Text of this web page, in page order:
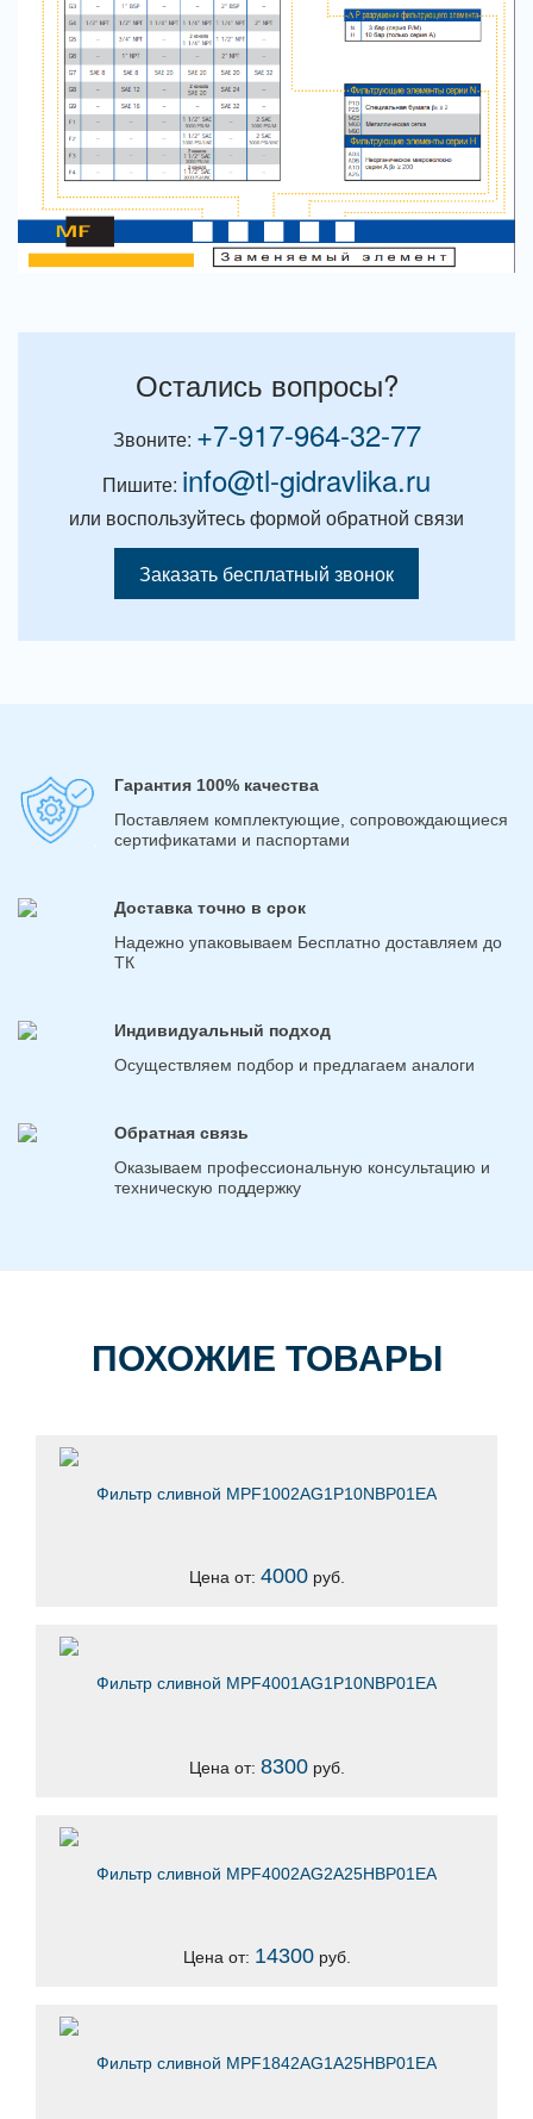
Остались вопросы?
Звоните: +7-917-964-32-77
Пишите: info@tl-gidravlika.ru
или воспользуйтесь формой обратной связи
Заказать бесплатный звонок
Гарантия 100% качества
Поставляем комплектующие, сопровождающиеся
сертификатами и паспортами
Доставка точно в срок
Надежно упаковываем Бесплатно доставляем до
ТК
Индивидуальный подход
Осуществляем подбор и предлагаем аналоги
Обратная связь
Оказываем профессиональную консультацию и
техническую поддержку
ПОХОЖИЕ ТОВАРЫ
Фильтр сливной MPF1002AG1P10NBP01EA
Цена от: 4000руб.
Фильтр сливной MPF4001AG1P10NBP01EA
Цена от: 8300руб.
Фильтр сливной MPF4002AG2A25HBP01EA
Цена от: 14300руб.
Фильтр сливной MPF1842AG1A25HBP01EA